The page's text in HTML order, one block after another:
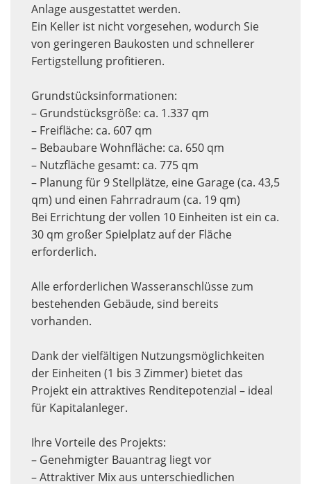
Anlage ausgestattet werden.
Ein Keller ist nicht vorgesehen, wodurch Sie
von geringeren Baukosten und schnellerer
Fertigstellung profitieren.
Grundstücksinformationen:
– Grundstücksgröße: ca. 1.337 qm
– Freifläche: ca. 607 qm
– Bebaubare Wohnfläche: ca. 650 qm
– Nutzfläche gesamt: ca. 775 qm
– Planung für 9 Stellplätze, eine Garage (ca. 43,5
qm) und einen Fahrradraum (ca. 19 qm)
Bei Errichtung der vollen 10 Einheiten ist ein ca.
30 qm großer Spielplatz auf der Fläche
erforderlich.
Alle erforderlichen Wasseranschlüsse zum
bestehenden Gebäude, sind bereits
vorhanden.
Dank der vielfältigen Nutzungsmöglichkeiten
der Einheiten (1 bis 3 Zimmer) bietet das
Projekt ein attraktives Renditepotenzial – ideal
für Kapitalanleger.
Ihre Vorteile des Projekts:
– Genehmigter Bauantrag liegt vor
– Attraktiver Mix aus unterschiedlichen